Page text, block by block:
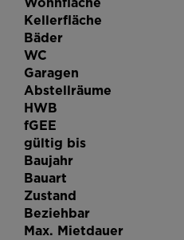
Kellerfläche
Bäder
WC
Garagen
Abstellräume
HWB
fGEE
gültig bis
Baujahr
Bauart
Zustand
Beziehbar
Max. Mietdauer